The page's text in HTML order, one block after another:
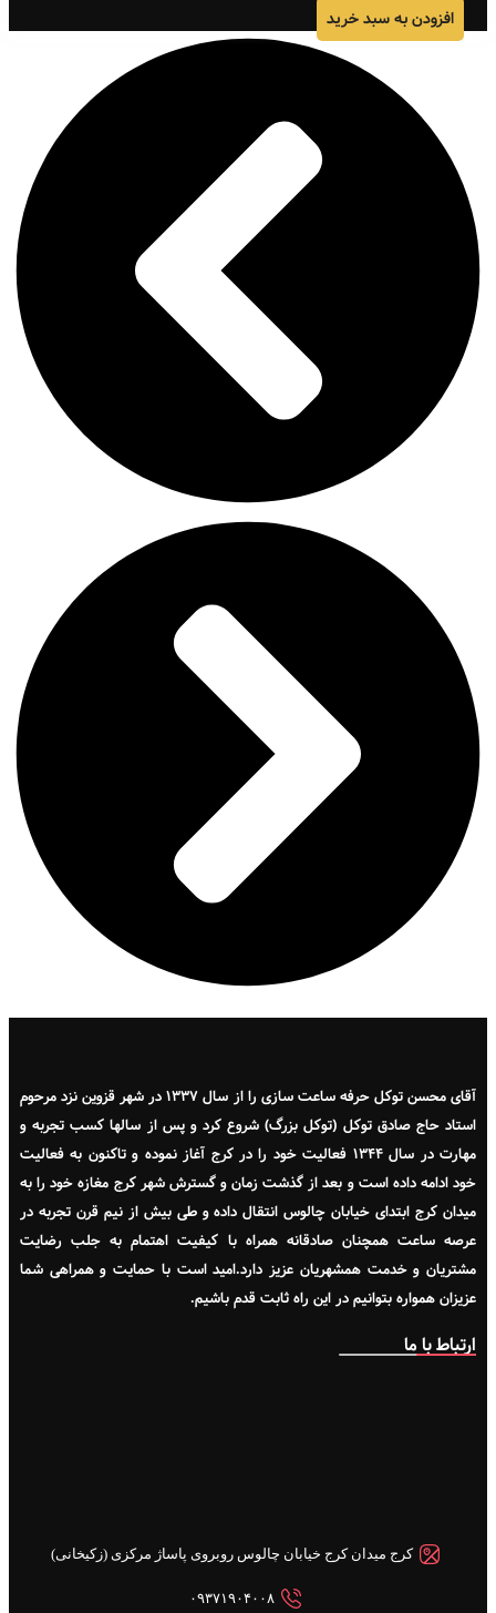
افزودن به سبد خرید
آقای محسن توکل حرفه ساعت سازی را از سال ۱۳۳۷ در شهر قزوین نزد مرحوم
استاد حاج صادق توکل (توکل بزرگ) شروع کرد و پس از سالها کسب تجربه و
مهارت در سال ۱۳۴۴ فعالیت خود را در کرج آغاز نموده و تاکنون به فعالیت
خود ادامه داده است و بعد از گذشت زمان و گسترش شهر کرج مغازه خود را به
میدان کرج ابتدای خیابان چالوس انتقال داده و طی بیش از نیم قرن تجربه در
عرصه ساعت همچنان صادقانه همراه با کیفیت اهتمام به جلب رضایت
مشتریان و خدمت همشهریان عزیز دارد.امید است با حمایت و همراهی شما
عزیزان همواره بتوانیم در این راه ثابت قدم باشیم.
ارتباط با ما
کرج میدان کرج خیابان چالوس روبروی پاساژ مرکزی (زکیخانی)
۰۹۳۷۱۹۰۴۰۰۸